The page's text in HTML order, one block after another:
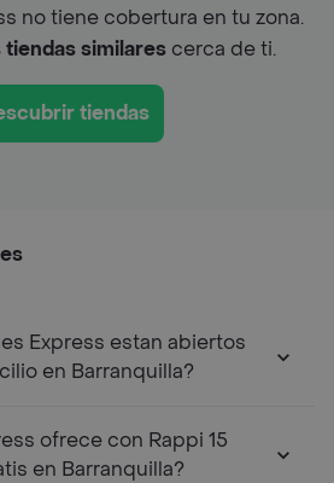
no tiene cobertura en tu zona.
tiendas similarescerca de ti.
tiendas
Express estan abiertos
en Barranquilla?
ofrece con Rappi 15
en Barranquilla?